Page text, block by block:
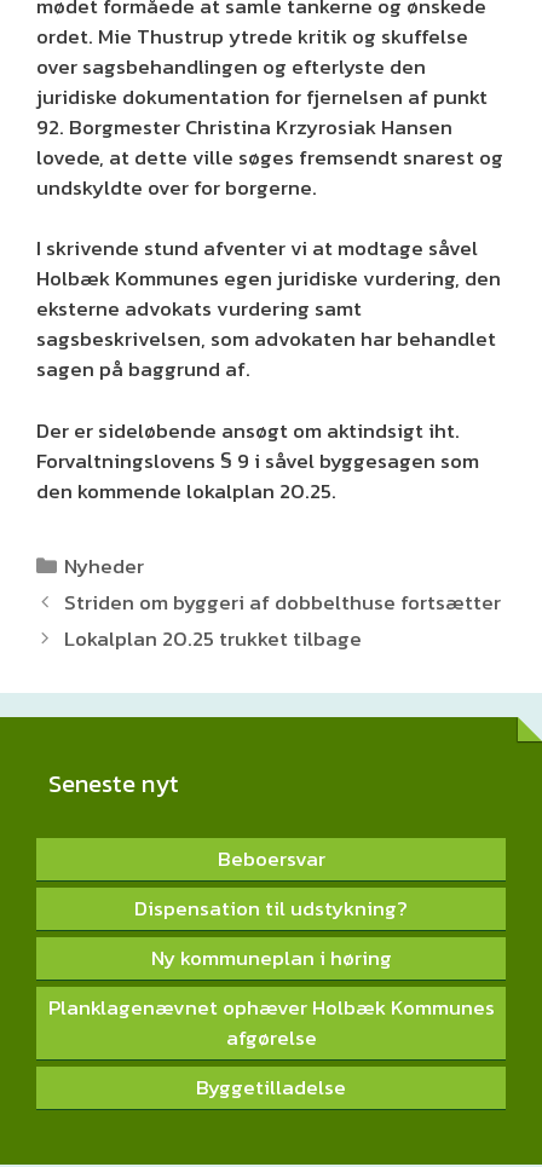
ordet. Mie Thustrup ytrede kritik og skuffelse
over sagsbehandlingen og efterlyste den
juridiske dokumentation for fjernelsen af punkt
92. Borgmester Christina Krzyrosiak Hansen
lovede, at dette ville søges fremsendt snarest og
undskyldte over for borgerne.
I skrivende stund afventer vi at modtage såvel
Holbæk Kommunes egen juridiske vurdering, den
eksterne advokats vurdering samt
sagsbeskrivelsen, som advokaten har behandlet
sagen på baggrund af.
Der er sideløbende ansøgt om aktindsigt iht.
Forvaltningslovens § 9 i såvel byggesagen som
den kommende lokalplan 20.25.
Kategorier
Nyheder
Striden om byggeri af dobbelthuse fortsætter
Lokalplan 20.25 trukket tilbage
Seneste nyt
Beboersvar
Dispensation til udstykning?
Ny kommuneplan i høring
Planklagenævnet ophæver Holbæk Kommunes
afgørelse
Byggetilladelse